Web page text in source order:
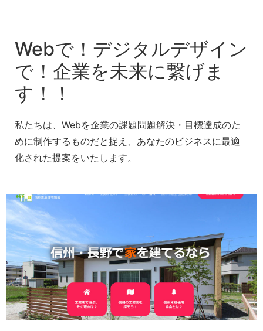
Webで！デジタルデザイン
で！企業を未来に繋げま
す！！
私たちは、Webを企業の課題問題解決・目標達成のた
めに制作するものだと捉え、あなたのビジネスに最適
化された提案をいたします。